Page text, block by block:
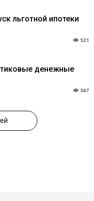
льготной ипотеки
521
денежные
547